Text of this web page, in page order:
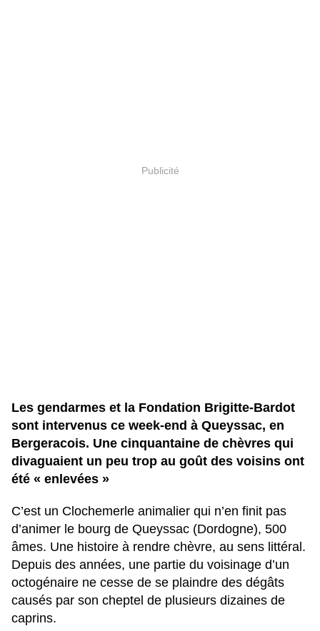
Publicité
Les gendarmes et la Fondation Brigitte-Bardot
sont intervenus ce week-end à Queyssac, en
Bergeracois. Une cinquantaine de chèvres qui
divaguaient un peu trop au goût des voisins ont
été « enlevées »
C’est un Clochemerle animalier qui n’en finit pas
d’animer le bourg de Queyssac (Dordogne), 500
âmes. Une histoire à rendre chèvre, au sens littéral.
Depuis des années, une partie du voisinage d’un
octogénaire ne cesse de se plaindre des dégâts
causés par son cheptel de plusieurs dizaines de
caprins.